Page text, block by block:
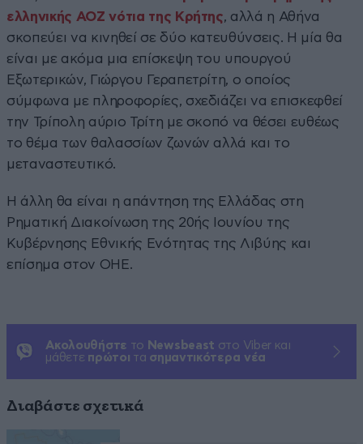
ελληνικής ΑΟΖ νότια της Κρήτης, αλλά η Αθήνα
σκοπεύει να κινηθεί σε δύο κατευθύνσεις. Η μία θα
είναι με ακόμα μια επίσκεψη του υπουργού
Εξωτερικών, Γιώργου Γεραπετρίτη, ο οποίος
σύμφωνα με πληροφορίες, σχεδιάζει να επισκεφθεί
την Τρίπολη αύριο Τρίτη με σκοπό να θέσει ευθέως
το θέμα των θαλασσίων ζωνών αλλά και το
μεταναστευτικό.
Η άλλη θα είναι η απάντηση της Ελλάδας στη
Ρηματική Διακοίνωση της 20ής Ιουνίου της
Κυβέρνησης Εθνικής Ενότητας της Λιβύης και
επίσημα στον ΟΗΕ.
Ακολουθήστε το Newsbeast στο Viber και
μάθετε πρώτοι τα σημαντικότερα νέα
Διαβάστε σχετικά